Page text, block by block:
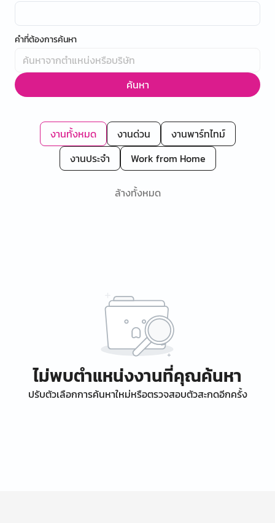
คำที่ต้องการค้นหา
ค้นหา
งานทั้งหมด งานด่วน
งานพาร์ทไทม์
งานประจำ
Work from Home
ล้างทั้งหมด
ไม่พบตำแหน่งงานที่คุณค้นหา
ปรับตัวเลือกการค้นหาใหม่หรือตรวจสอบตัวสะกดอีกครั้ง